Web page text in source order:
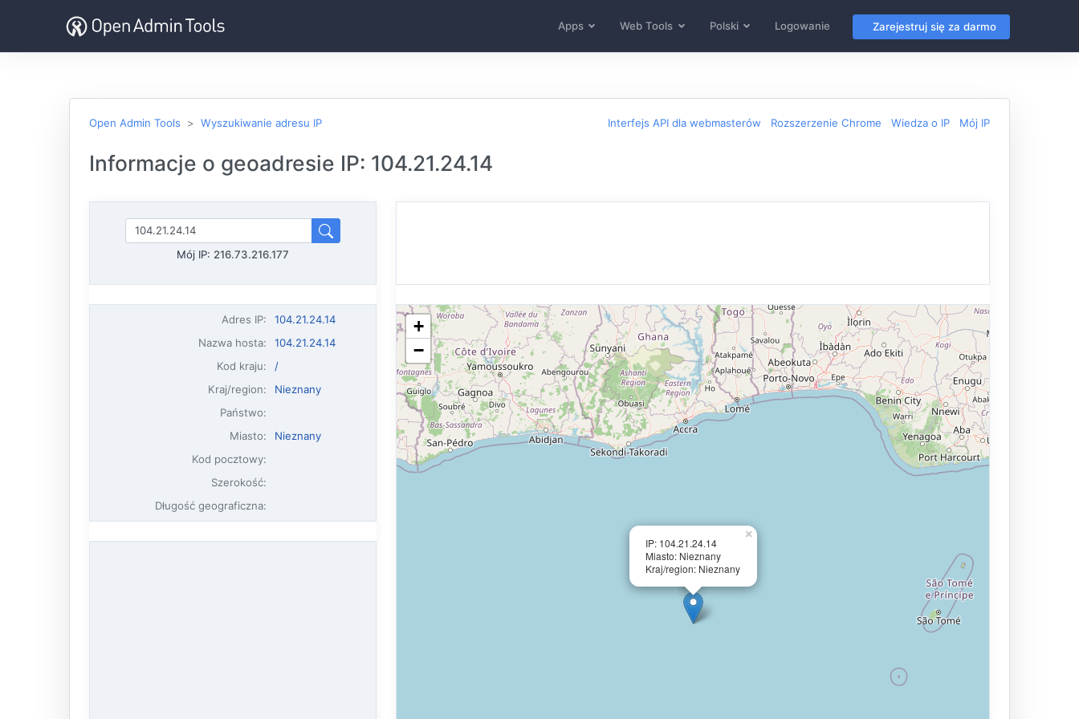
Apps Web Tools Polski Logowanie Zarejestruj się za darmo
Open Admin Tools Wyszukiwanie adresu IP Interfejs API dla webmasterów Rozszerzenie Chrome Wiedza o IP Mój IP
Informacje o geoadresie IP: 104.21.24.14
Mój IP: 216.73.216.177
Adres IP:
104.21.24.14
Nazwa hosta:
104.21.24.14
Kod kraju:
/
Kraj/region:
Nieznany
Państwo:
Miasto:
Nieznany
Kod pocztowy:
Szerokość:
Długość geograficzna:
IP: 104.21.24.14
Miasto: Nieznany
Kraj/region: Nieznany
×
+
−